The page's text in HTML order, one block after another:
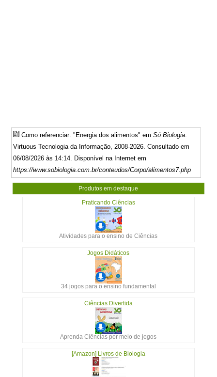
Como referenciar: "Energia dos alimentos" emSó Biologia
Virtuous Tecnologia da Informação, 2008-2026. Consultado em
06/08/2026 às 14:14. Disponível na Internet em
https://www.sobiologia.com.br/conteudos/Corpo/alimentos7.php
Produtos em destaque
Praticando Ciências
Atividades para o ensino de Ciências
Jogos Didáticos
34 jogos para o ensino fundamental
Ciências Divertida
Aprenda Ciências por meio de jogos
[Amazon] Livros de Biologia